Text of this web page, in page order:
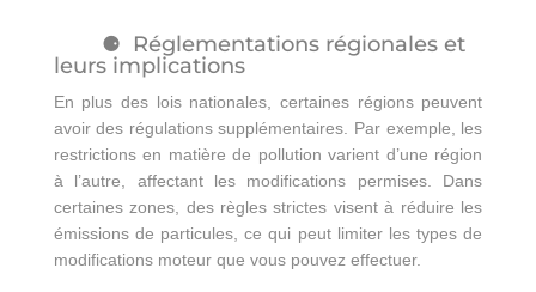
Réglementations régionales et
leurs implications
En plus des lois nationales, certaines régions peuvent
avoir des régulations supplémentaires. Par exemple, les
restrictions en matière de pollution varient d’une région
à l’autre, affectant les modifications permises. Dans
certaines zones, des règles strictes visent à réduire les
émissions de particules, ce qui peut limiter les types de
modifications moteur que vous pouvez effectuer.